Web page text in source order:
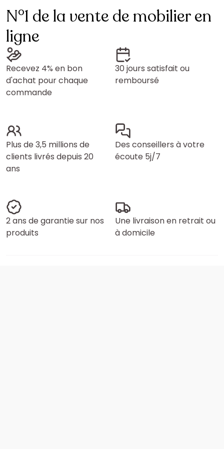
N°1 de la vente de mobilier en
ligne
Recevez 4% en bon
d'achat pour chaque
commande
30 jours satisfait ou
remboursé
Plus de 3,5 millions de
clients livrés depuis 20
ans
Des conseillers à votre
écoute 5j/7
2 ans de garantie sur nos
produits
Une livraison en retrait ou
à domicile